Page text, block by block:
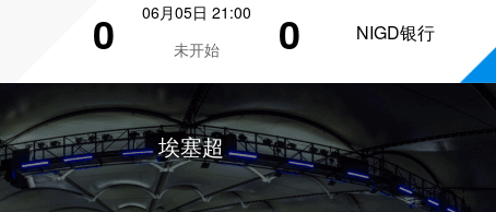
0
06月05日 21:00
未开始
0 NIGD银行
埃塞超